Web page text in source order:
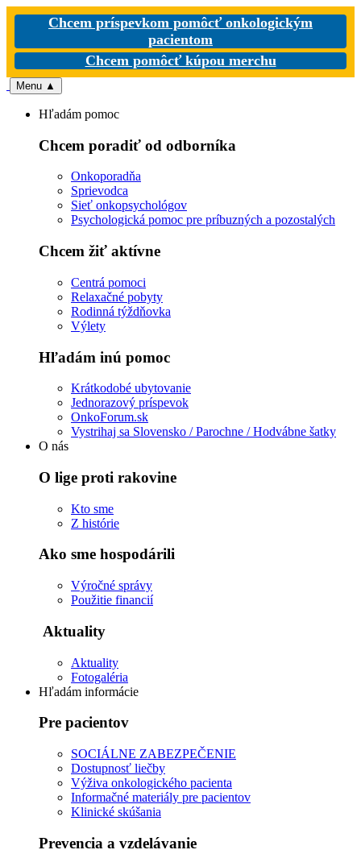
Chcem príspevkom pomôcť onkologickým
pacientom
Chcem pomôcť kúpou merchu
Menu ▲
Hľadám pomoc
Chcem poradiť od odborníka
Onkoporadňa
Sprievodca
Sieť onkopsychológov
Psychologická pomoc pre príbuzných a pozostalých
Chcem žiť aktívne
Centrá pomoci
Relaxačné pobyty
Rodinná týždňovka
Výlety
Hľadám inú pomoc
Krátkodobé ubytovanie
Jednorazový príspevok
OnkoForum.sk
Vystrihaj sa Slovensko / Parochne / Hodvábne šatky
O nás
O lige proti rakovine
Kto sme
Z histórie
Ako sme hospodárili
Výročné správy
Použitie financií
Aktuality
Aktuality
Fotogaléria
Hľadám informácie
Pre pacientov
SOCIÁLNE ZABEZPEČENIE
Dostupnosť liečby
Výživa onkologického pacienta
Informačné materiály pre pacientov
Klinické skúšania
Prevencia a vzdelávanie